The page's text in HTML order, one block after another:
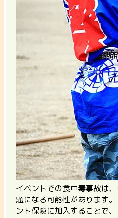
イベントでの食中毒事故は
題になる可能性があります
ント保険に加入することで